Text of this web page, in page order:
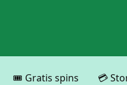
🎟️ Gratis spins 💳